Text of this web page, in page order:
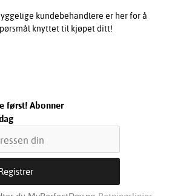
kundebehandlere er her for å
knyttet til kjøpet ditt!
først! Abonner